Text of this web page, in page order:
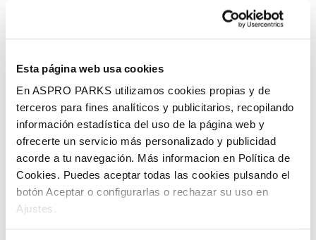
Esta página web usa cookies
En ASPRO PARKS utilizamos cookies propias y de
terceros para fines analíticos y publicitarios, recopilando
información estadística del uso de la página web y
ofrecerte un servicio más personalizado y publicidad
acorde a tu navegación. Más informacion en Política de
Cookies. Puedes aceptar todas las cookies pulsando el
botón Aceptar o configurarlas o rechazar su uso en
Ajustes.
Date of event
Group size (*)
I'm interested in (you can select several options)
Water Park Ski Resort Cottages
Catering